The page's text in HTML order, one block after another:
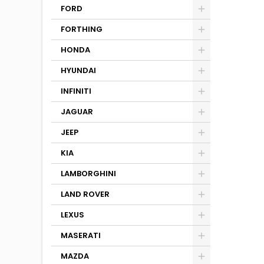
FORD
FORTHING
HONDA
HYUNDAI
INFINITI
JAGUAR
JEEP
KIA
LAMBORGHINI
LAND ROVER
LEXUS
MASERATI
MAZDA